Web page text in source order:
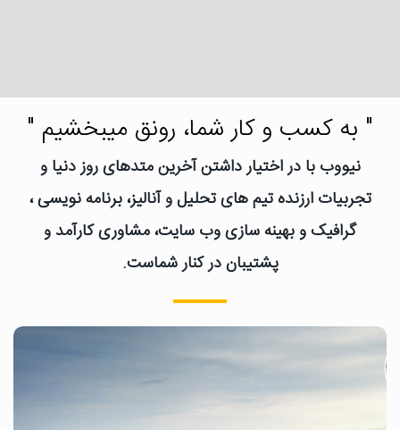
" به کسب و کار شما، رونق میبخشیم "
نیووب با در اختیار داشتن آخرین متدهای روز دنیا و
تجربیات ارزنده تیم های تحلیل و آنالیز، برنامه نویسی ،
گرافیک و بهینه سازی وب سایت، مشاوری کارآمد و
پشتیبان در کنار شماست.